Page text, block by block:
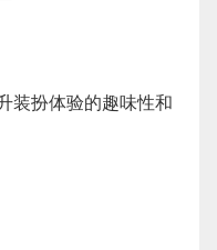
装扮体验的趣味性和